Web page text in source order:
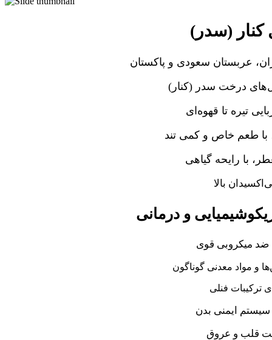
(سدر)
عربستان سعودی و پاکستان
درخت سدر (کنار)
تیره تا قهوه‌ای
طعم خاص و کمی تند
با رایحه گیاهی
بالا
و درمانی
میکروبی قوی
و مواد معدنی گوناگون
ترکیبات فنلی
ایمنی بدن
قلب و عروق